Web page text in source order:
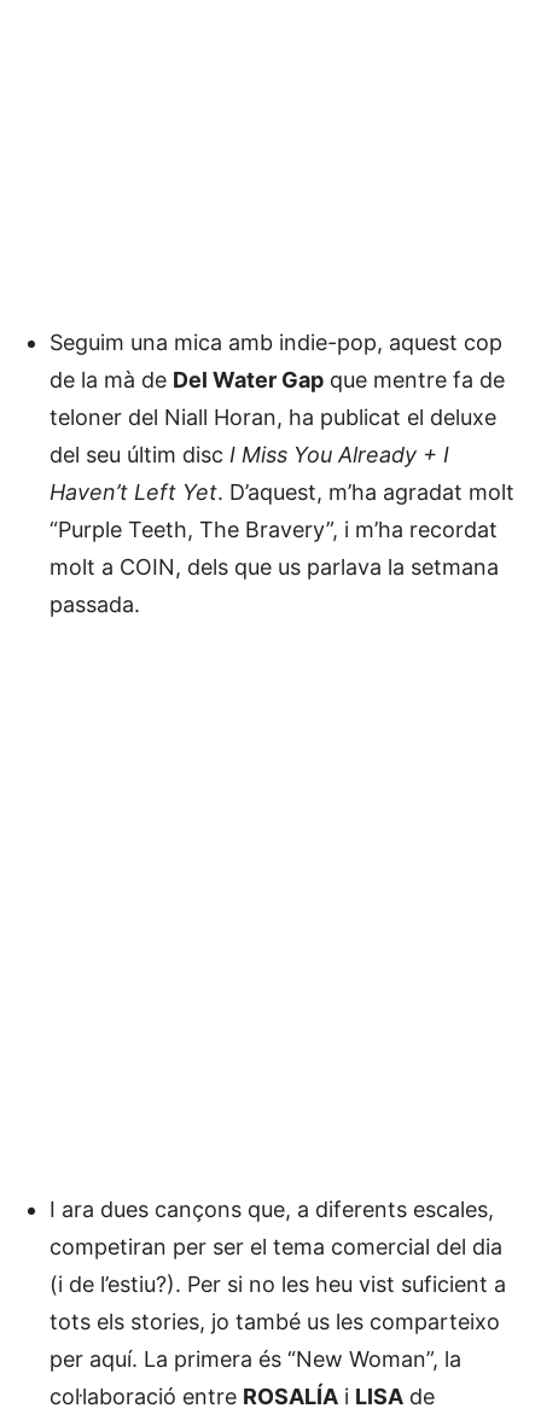
Seguim una mica amb indie-pop, aquest cop
de la mà de Del Water Gap que mentre fa de
teloner del Niall Horan, ha publicat el deluxe
del seu últim disc I Miss You Already + I
Haven’t Left Yet. D’aquest, m’ha agradat molt
“Purple Teeth, The Bravery”, i m’ha recordat
molt a COIN, dels que us parlava la setmana
passada.
I ara dues cançons que, a diferents escales,
competiran per ser el tema comercial del dia
(i de l’estiu?). Per si no les heu vist suficient a
tots els stories, jo també us les comparteixo
per aquí. La primera és “New Woman”, la
col·laboració entre ROSALÍA i LISA de